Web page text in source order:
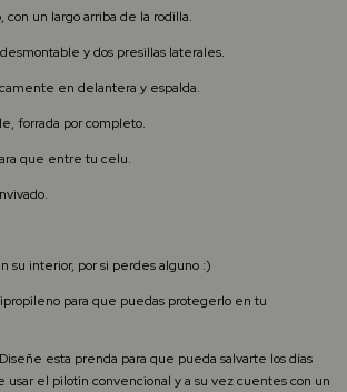
con un largo arriba de la rodilla.
y dos presillas laterales.
en delantera y espalda.
forrada por completo.
que entre tu celu.
su interior, por si perdes alguno :)
para que puedas protegerlo en tu
esta prenda para que pueda salvarte los días
el pilotin convencional y a su vez cuentes con un